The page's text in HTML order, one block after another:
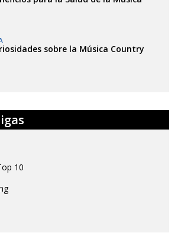
sobre la Música Country
10